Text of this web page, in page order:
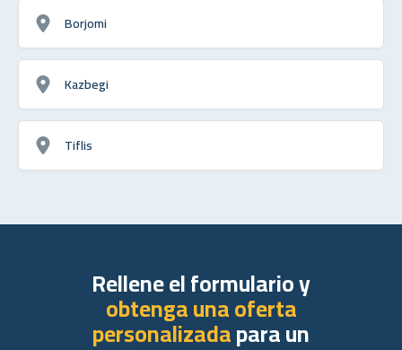
Borjomi
Kazbegi
Tiflis
Rellene el formulario y
obtenga una oferta
personalizadapara un